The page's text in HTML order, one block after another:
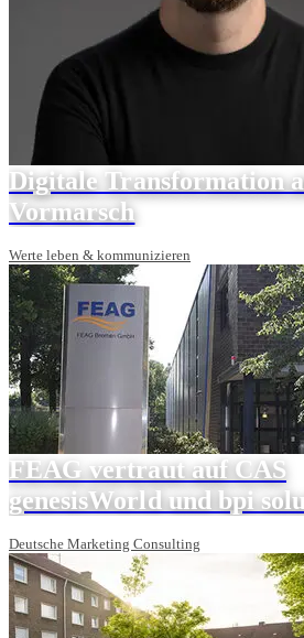
Digitale Transformation
Vormarsch
Werte leben & kommunizieren
FEAG vertraut auf CAS
genesisWorld und bpi
Deutsche Marketing Consulting